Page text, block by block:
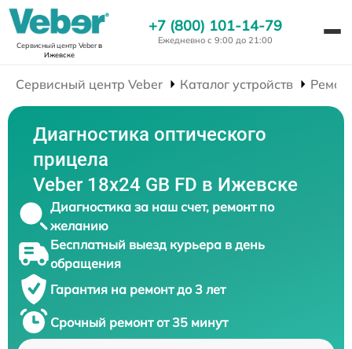
Сервисный центр Veberв
Ижевске
+7 (800) 101-14-79
Ежедневно с 9:00 до 21:00
Сервисный центр Veber Каталог устройств
Диагностика оптического
прицела
Veber 18x24 GB FD в Ижевске
Диагностика за наш счет, ремонт по
желанию
Бесплатный выезд курьера в день
обращения
Гарантия на ремонт до 3 лет
Срочный ремонт от 35 минут